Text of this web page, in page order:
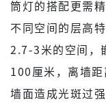
筒灯的搭配更需
不同空间的层高
2.7-3米的空间，
100厘米，离墙
墙面造成光斑过